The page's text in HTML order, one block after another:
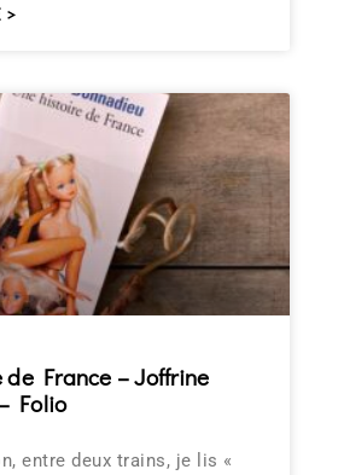
>
de France – Joffrine
Folio
entre deux trains, je lis «